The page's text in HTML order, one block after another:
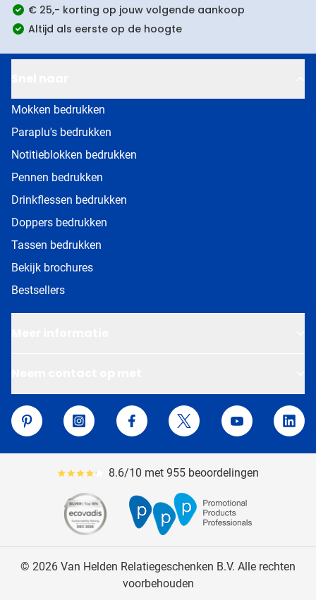
€ 25,- korting op jouw volgende aankoop
Altijd als eerste op de hoogte
Mokken bedrukken
Paraplu's bedrukken
Notitieblokken bedrukken
Pennen bedrukken
Drinkflessen bedrukken
Doppers bedrukken
Tassen bedrukken
Bekijk brochures
Bestsellers
Van Helden Relatiegeschenken
Pinterest
Instagram Facebook Twitter YouTube
Gemiddeld reviewpercentage is 86
8.6/10 met 955 beoordelingen
© 2026 Van Helden Relatiegeschenken B.V. Alle rechten
voorbehouden